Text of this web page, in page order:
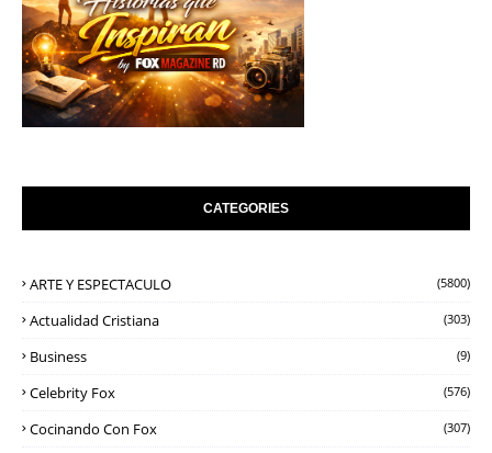
CATEGORIES
ARTE Y ESPECTACULO (5800)
Actualidad Cristiana (303)
Business (9)
Celebrity Fox (576)
Cocinando Con Fox (307)